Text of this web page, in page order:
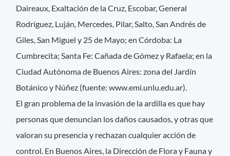
Daireaux, Exaltación de la Cruz, Escobar, General
Rodríguez, Luján, Mercedes, Pilar, Salto, San Andrés de
Giles, San Miguel y 25 de Mayo; en Córdoba: La
Cumbrecita; Santa Fe: Cañada de Gómez y Rafaela; en la
Ciudad Autónoma de Buenos Aires: zona del Jardín
Botánico y Núñez (fuente: www.emi.unlu.edu.ar).
El gran problema de la invasión de la ardilla es que hay
personas que denuncian los daños causados, y otras que
valoran su presencia y rechazan cualquier acción de
control. En Buenos Aires, la Dirección de Flora y Fauna y